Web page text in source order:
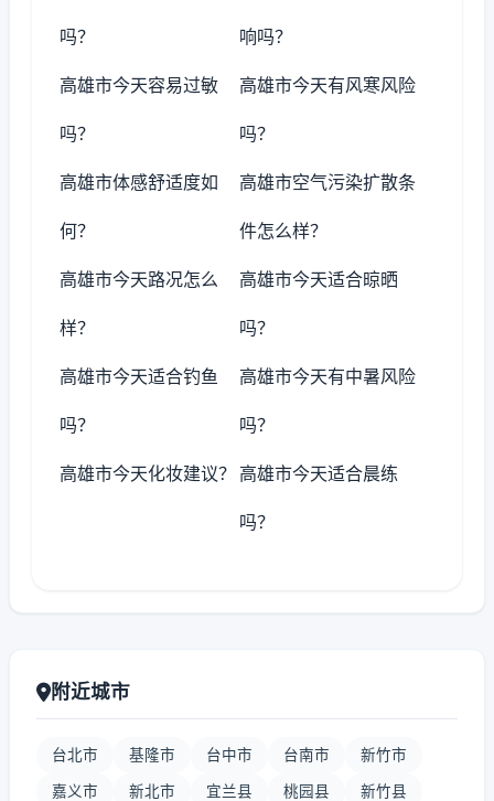
吗？ 响吗？
高雄市今天容易过敏
吗？
高雄市今天有风寒风险
吗？
高雄市体感舒适度如
何？
高雄市空气污染扩散条
件怎么样？
高雄市今天路况怎么
样？
高雄市今天适合晾晒
吗？
高雄市今天适合钓鱼
吗？
高雄市今天有中暑风险
吗？
高雄市今天化妆建议？ 高雄市今天适合晨练
吗？
附近城市
台北市 基隆市 台中市 台南市 新竹市
嘉义市 新北市 宜兰县 桃园县 新竹县